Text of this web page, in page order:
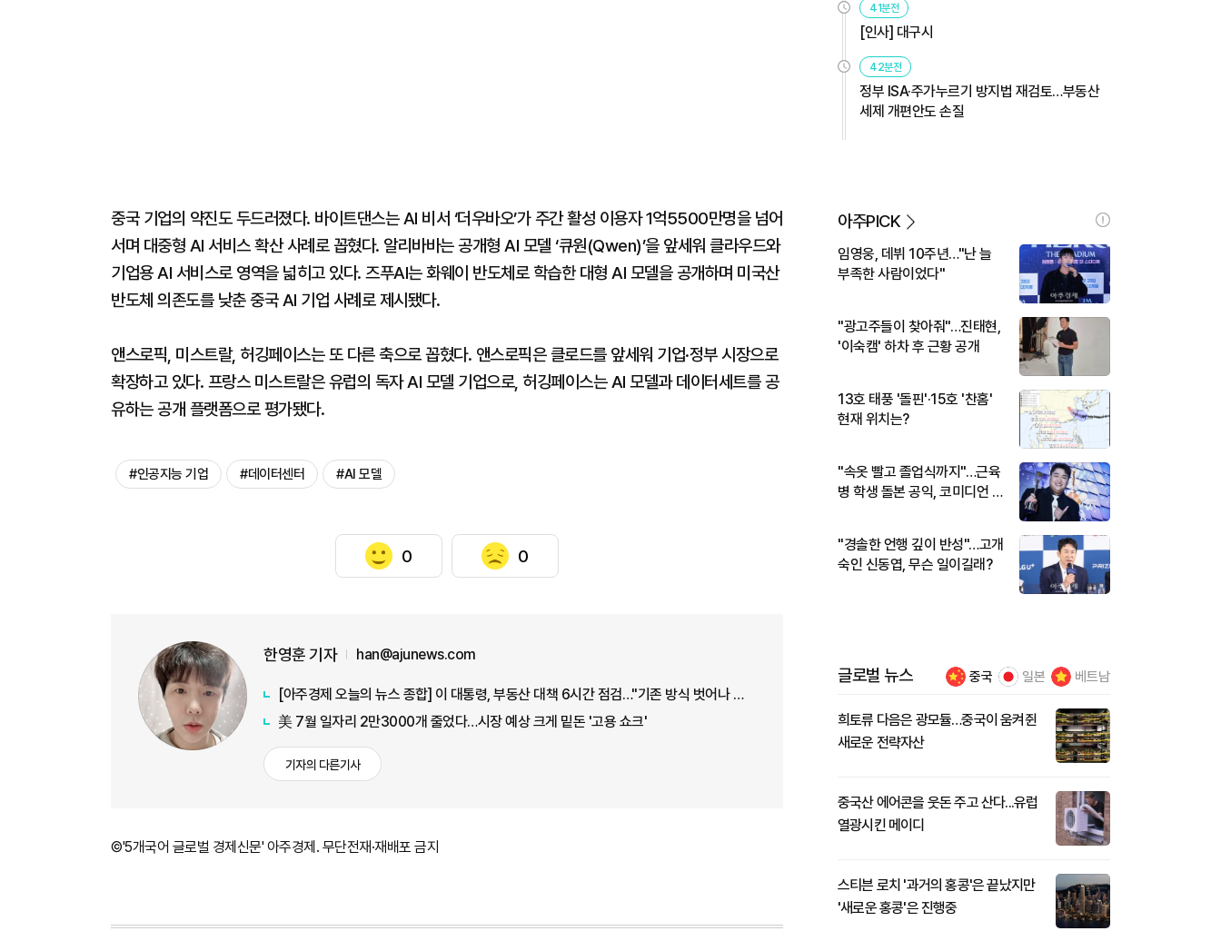
중국 기업의 약진도 두드러졌다. 바이트댄스는 AI 비서 ‘더우바오’가 주간 활성 이용자 1억5500만명을 넘어
서며 대중형 AI 서비스 확산 사례로 꼽혔다. 알리바바는 공개형 AI 모델 ‘큐원(Qwen)’을 앞세워 클라우드와
기업용 AI 서비스로 영역을 넓히고 있다. 즈푸AI는 화웨이 반도체로 학습한 대형 AI 모델을 공개하며 미국산
반도체 의존도를 낮춘 중국 AI 기업 사례로 제시됐다.
앤스로픽, 미스트랄, 허깅페이스는 또 다른 축으로 꼽혔다. 앤스로픽은 클로드를 앞세워 기업·정부 시장으로
확장하고 있다. 프랑스 미스트랄은 유럽의 독자 AI 모델 기업으로, 허깅페이스는 AI 모델과 데이터세트를 공
유하는 공개 플랫폼으로 평가됐다.
#인공지능 기업 #데이터센터 #AI 모델
0 0
한영훈 기자 han@ajunews.com
[아주경제 오늘의 뉴스 종합] 이 대통령, 부동산 대책 6시간 점검…"기존 방식 벗어나 과감히 실행" 外
美 7월 일자리 2만3000개 줄었다…시장 예상 크게 밑돈 '고용 쇼크'
기자의 다른기사
©'5개국어 글로벌 경제신문' 아주경제. 무단전재·재배포 금지
41분전
[인사] 대구시
42분전
정부 ISA·주가누르기 방지법 재검토…부동산
세제 개편안도 손질
아주PICK
임영웅, 데뷔 10주년…"난 늘
부족한 사람이었다"
"광고주들이 찾아줘"…진태현,
'이숙캠' 하차 후 근황 공개
13호 태풍 '돌핀'·15호 '찬홈'
현재 위치는?
"속옷 빨고 졸업식까지"…근육
병 학생 돌본 공익, 코미디언 김
"경솔한 언행 깊이 반성"…고개
숙인 신동엽, 무슨 일이길래?
글로벌 뉴스 중국 일본 베트남
희토류 다음은 광모듈…중국이 움켜쥔
새로운 전략자산
중국산 에어콘을 웃돈 주고 산다...유럽
열광시킨 메이디
스티븐 로치 '과거의 홍콩'은 끝났지만
'새로운 홍콩'은 진행중